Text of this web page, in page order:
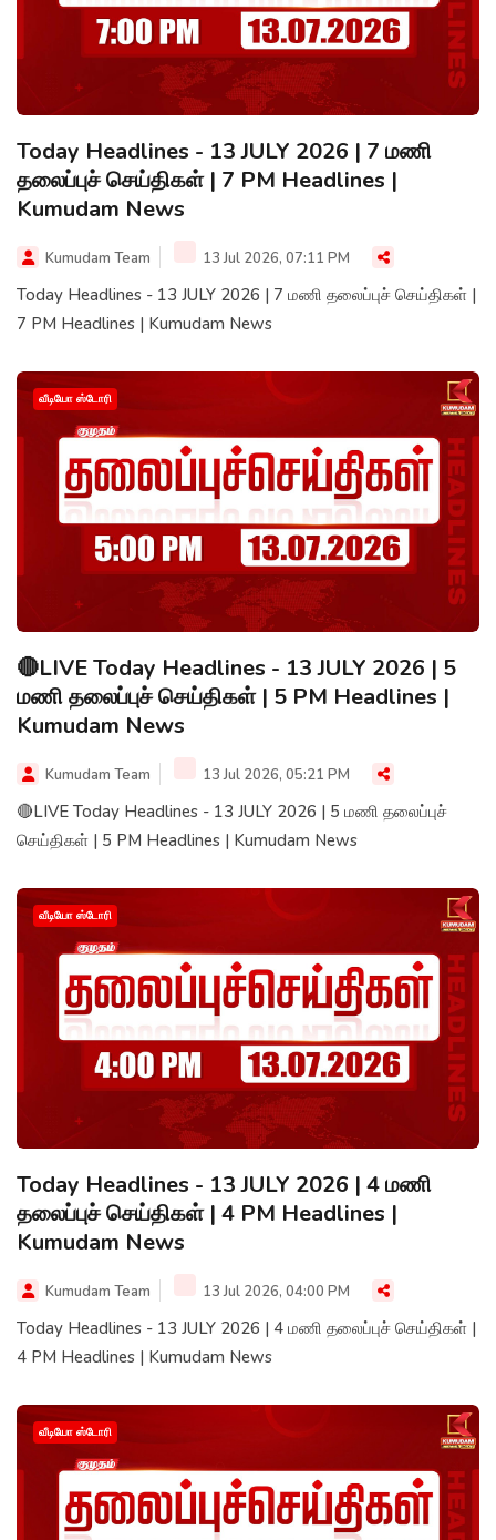
Today Headlines - 13 JULY 2026 | 7 மணி
தலைப்புச் செய்திகள் | 7 PM Headlines |
Kumudam News
Kumudam Team 13 Jul 2026, 07:11 PM
Today Headlines - 13 JULY 2026 | 7 மணி தலைப்புச் செய்திகள் |
7 PM Headlines | Kumudam News
வீடியோ ஸ்டோரி
🔴LIVE Today Headlines - 13 JULY 2026 | 5
மணி தலைப்புச் செய்திகள் | 5 PM Headlines |
Kumudam News
Kumudam Team 13 Jul 2026, 05:21 PM
🔴LIVE Today Headlines - 13 JULY 2026 | 5 மணி தலைப்புச்
செய்திகள் | 5 PM Headlines | Kumudam News
வீடியோ ஸ்டோரி
Today Headlines - 13 JULY 2026 | 4 மணி
தலைப்புச் செய்திகள் | 4 PM Headlines |
Kumudam News
Kumudam Team 13 Jul 2026, 04:00 PM
Today Headlines - 13 JULY 2026 | 4 மணி தலைப்புச் செய்திகள் |
4 PM Headlines | Kumudam News
வீடியோ ஸ்டோரி